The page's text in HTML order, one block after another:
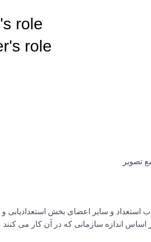
تصویر
استعداد و سایر اعضای بخش استعدادیابی
اندازه سازمانی که در آن کار می کنند